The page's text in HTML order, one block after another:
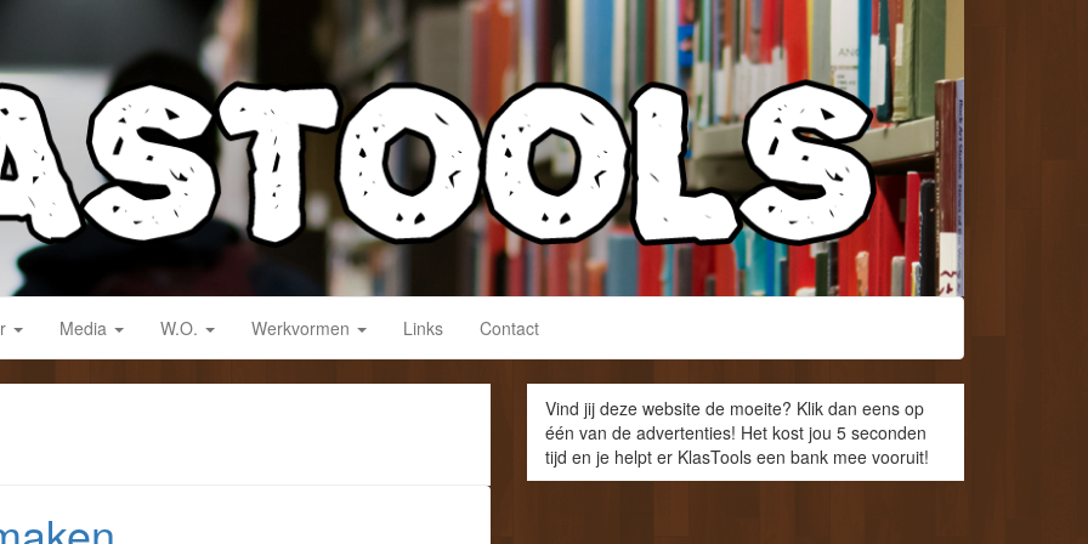
Media W.O. Werkvormen Links Contact
Vind jij deze website de moeite? Klik dan eens op
één van de advertenties! Het kost jou 5 seconden
tijd en je helpt er KlasTools een bank mee vooruit!